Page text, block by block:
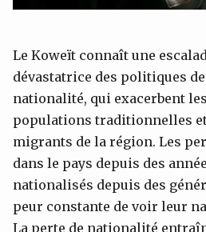
Le Koweït connaît une
dévastatrice des politiques
nationalité, qui exacerbent
populations traditionnelles
migrants de la région. Les
dans le pays depuis des
nationalisés depuis des
peur constante de voir leur
La perte de nationalité